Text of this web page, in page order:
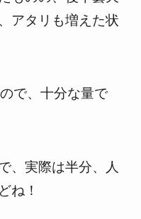
アタリも増えた状
で、十分な量で
、実際は半分、人
ね！